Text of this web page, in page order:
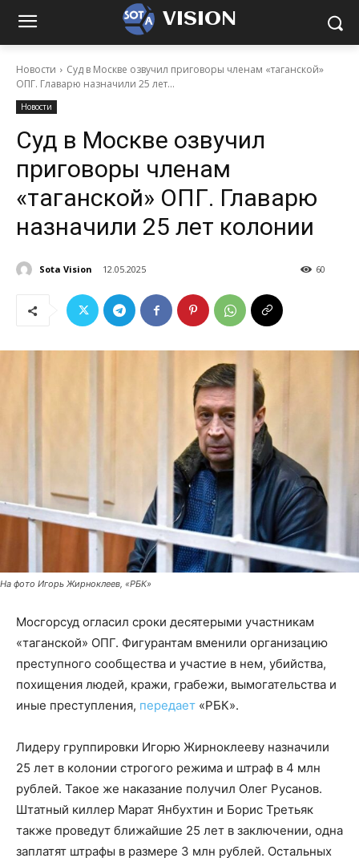
VISION
Новости
Суд в Москве озвучил приговоры членам «таганской»
ОПГ. Главарю назначили 25 лет...
Новости
Суд в Москве озвучил
приговоры членам
«таганской» ОПГ. Главарю
назначили 25 лет колонии
Sota Vision 12.05.2025 60
На фото Игорь Жирноклеев, «РБК»
Мосгорсуд огласил сроки десятерыми участникам
«таганской» ОПГ. Фигурантам вменили организацию
преступного сообщества и участие в нем, убийства,
похищения людей, кражи, грабежи, вымогательства и
иные преступления, передает «РБК».
Лидеру группировки Игорю Жирноклееву назначили
25 лет в колонии строгого режима и штраф в 4 млн
рублей. Такое же наказание получил Олег Русанов.
Штатный киллер Марат Янбухтин и Борис Третьяк
также проведут ближайшие 25 лет в заключении, одна
заплатят штрафы в размере 3 млн рублей. Остальных